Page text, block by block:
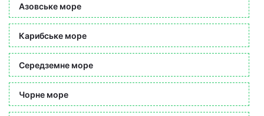
Азовське море
Карибське море
Середземне море
Чорне море